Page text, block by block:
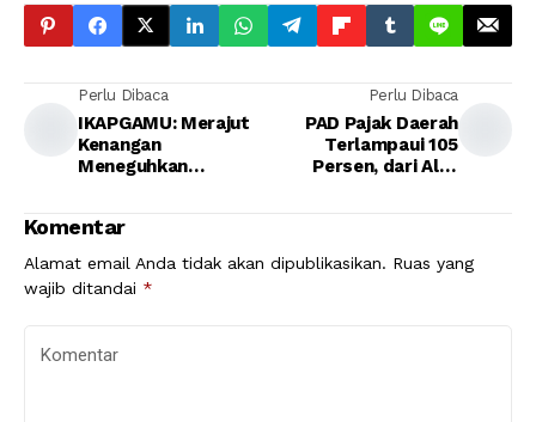
Perlu Dibaca
IKAPGAMU: Merajut
Kenangan
Meneguhkan
Indonesia.
Perlu Dibaca
PAD Pajak Daerah
Terlampaui 105
Persen, dari Alat
Komentar
Alamat email Anda tidak akan dipublikasikan. Ruas yang
wajib ditandai *